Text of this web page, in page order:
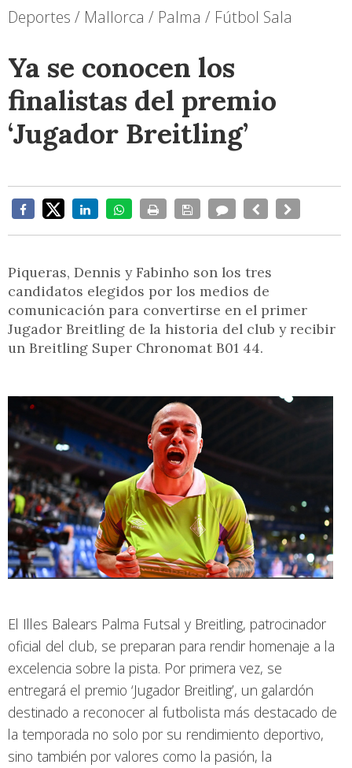
Deportes / Mallorca / Palma / Fútbol Sala
Ya se conocen los
finalistas del premio
‘Jugador Breitling’
Piqueras, Dennis y Fabinho son los tres
candidatos elegidos por los medios de
comunicación para convertirse en el primer
Jugador Breitling de la historia del club y recibir
un Breitling Super Chronomat B01 44.
El Illes Balears Palma Futsal y Breitling, patrocinador
oficial del club, se preparan para rendir homenaje a la
excelencia sobre la pista. Por primera vez, se
entregará el premio ‘Jugador Breitling’, un galardón
destinado a reconocer al futbolista más destacado de
la temporada no solo por su rendimiento deportivo,
sino también por valores como la pasión, la